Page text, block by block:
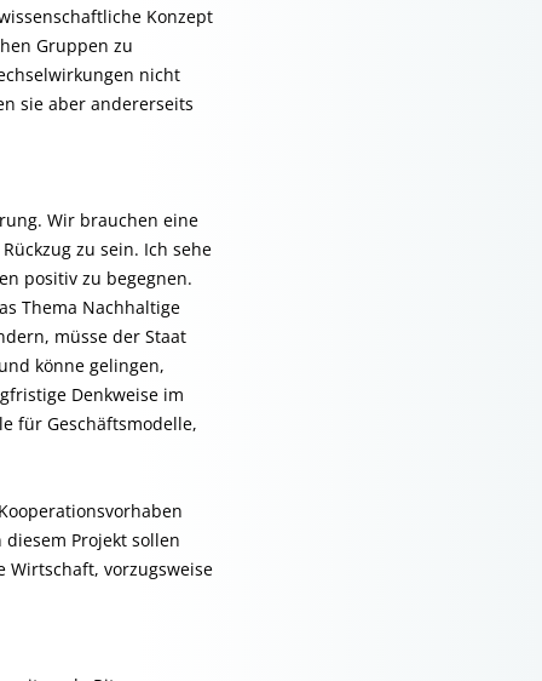
Konzept
Gruppen zu
nicht
sie aber andererseits
Wir brauchen eine
zu sein. Ich sehe
positiv zu begegnen.
Thema Nachhaltige
müsse der Staat
könne gelingen,
Denkweise im
für Geschäftsmodelle,
Projekt sollen
Wirtschaft, vorzugsweise